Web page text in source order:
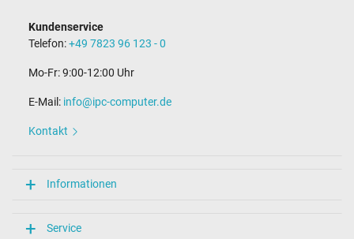
Kundenservice
Telefon:+49 7823 96 123 - 0
Mo-Fr: 9:00-12:00 Uhr
E-Mail: info@ipc-computer.de
Kontakt
Informationen
Service